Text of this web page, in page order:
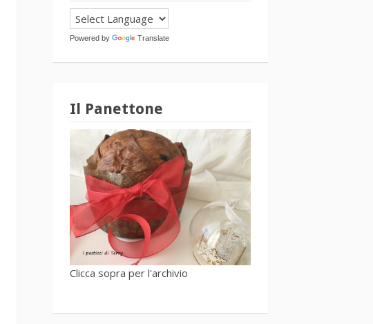
Powered by Translate
Il Panettone
Clicca sopra per l'archivio